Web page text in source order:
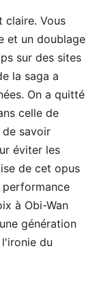
claire. Vous
et un doublage
sur des sites
la saga a
On a quitté
celle de
de savoir
éviter les
de cet opus
à Obi-Wan
génération
du